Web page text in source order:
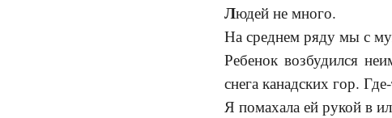
Людей не много.
На среднем ряду мы с
Ребенок возбудился
снега канадских гор.
Я помахала ей рукой в